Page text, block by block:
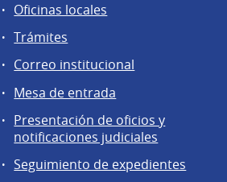
Oficinas locales
Trámites
Correo institucional
Mesa de entrada
Presentación de oficios y
notificaciones judiciales
Seguimiento de expedientes